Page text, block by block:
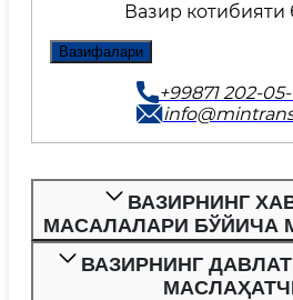
Вазир
Вазифалари
+99871 202-
ВАЗИРНИНГ
МАСАЛАЛАРИ БЎЙИЧА
ВАЗИРНИНГ